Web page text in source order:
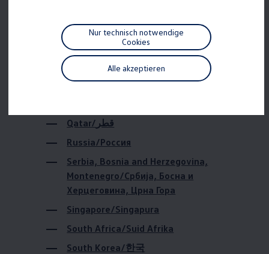
Individualisieren
Wallbox und Ladekabel
Digitale Extras
Dienste für Ihr Modell finden
Volkswagen Apps, Login und Shop
Handy und Fahrzeug verbinden
Vorgängermodelle
Kundeninformationen
Volkswagen Kundenbetreuung
Warn- und Kontrollleuchten
Assistenzsysteme
Digitale Betriebsanleitung
Live Beratung
Magazin
Lifestyle
Transport
Familie
Elektromobilität
Volkswagen R
Macedonia/Социјалистичка Република
Македонија
Mexiko/México
Northern Ireland/Northern Ireland
Qatar/قطر
Russia/Россия
Serbia, Bosnia and Herzegovina,
Montenegro/Србија, Босна и
Херцеговина, Црна Гора
Singapore/Singapura
South Africa/Suid Afrika
South Korea/한국
Alle akzeptieren
Nur technisch notwendige
Cookies